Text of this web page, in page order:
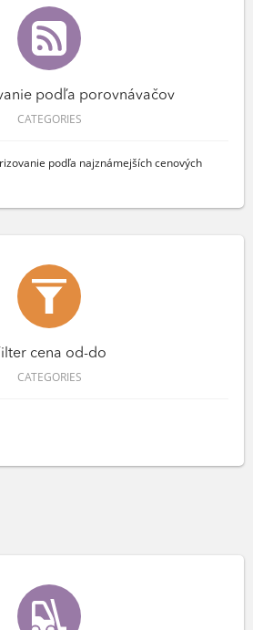
podľa porovnávačov
CATEGORIES
podľa najznámejších cenových
cena od-do
CATEGORIES